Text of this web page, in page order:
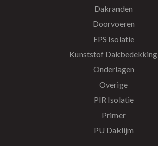
Dakranden
Doorvoeren
EPS Isolatie
Kunststof Dakbedekking
Onderlagen
Overige
PIR Isolatie
Primer
PU Daklijm